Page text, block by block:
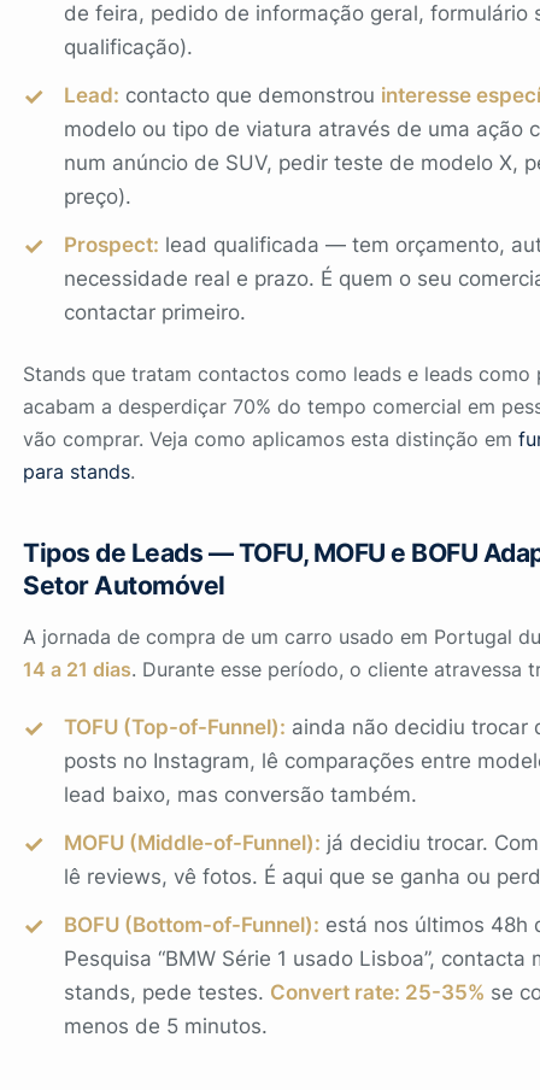
de feira, pedido de informação geral, formulário
qualificação).
Lead: contacto que demonstrou interesse
modelo ou tipo de viatura através de uma ação
num anúncio de SUV, pedir teste de modelo X,
preço).
Prospect: lead qualificada — tem orçamento,
necessidade real e prazo. É quem o seu
contactar primeiro.
Stands que tratam contactos como leads e leads como
acabam a desperdiçar 70% do tempo comercial em
vão comprar. Veja como aplicamos esta distinção em
para stands.
Tipos de Leads — TOFU, MOFU e BOFU
Setor Automóvel
A jornada de compra de um carro usado em Portugal
14 a 21 dias. Durante esse período, o cliente atravessa
TOFU (Top-of-Funnel): ainda não decidiu trocar
posts no Instagram, lê comparações entre
lead baixo, mas conversão também.
MOFU (Middle-of-Funnel): já decidiu trocar.
lê reviews, vê fotos. É aqui que se ganha ou
BOFU (Bottom-of-Funnel): está nos últimos 48h
Pesquisa “BMW Série 1 usado Lisboa”, contacta
stands, pede testes. Convert rate: 25-35% se
menos de 5 minutos.